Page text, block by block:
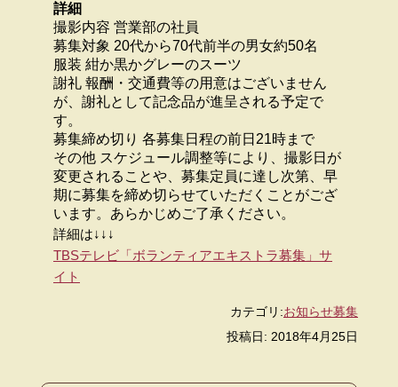
詳細
撮影内容 営業部の社員
募集対象 20代から70代前半の男女約50名
服装 紺か黒かグレーのスーツ
謝礼 報酬・交通費等の用意はございません
が、謝礼として記念品が進呈される予定で
す。
募集締め切り 各募集日程の前日21時まで
その他 スケジュール調整等により、撮影日が
変更されることや、募集定員に達し次第、早
期に募集を締め切らせていただくことがござ
います。あらかじめご了承ください。
詳細は↓↓↓
TBSテレビ「ボランティアエキストラ募集」サ
イト
カテゴリ:お知らせ募集
投稿日: 2018年4月25日